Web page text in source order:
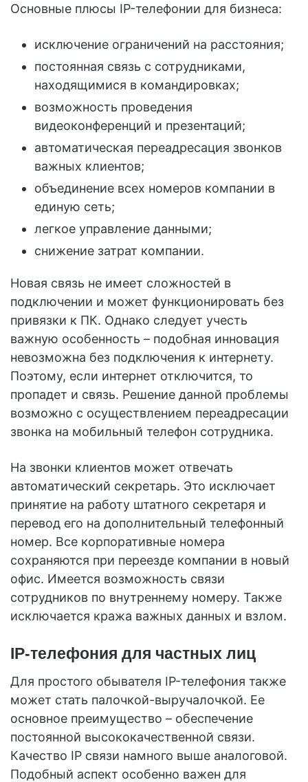
Основные плюсы IP-телефонии для бизнеса:
исключение ограничений на расстояния;
постоянная связь с сотрудниками,
находящимися в командировках;
возможность проведения
видеоконференций и презентаций;
автоматическая переадресация звонков
важных клиентов;
объединение всех номеров компании в
единую сеть;
легкое управление данными;
снижение затрат компании.
Новая связь не имеет сложностей в
подключении и может функционировать без
привязки к ПК. Однако следует учесть
важную особенность – подобная инновация
невозможна без подключения к интернету.
Поэтому, если интернет отключится, то
пропадет и связь. Решение данной проблемы
возможно с осуществлением переадресации
звонка на мобильный телефон сотрудника.
На звонки клиентов может отвечать
автоматический секретарь. Это исключает
принятие на работу штатного секретаря и
перевод его на дополнительный телефонный
номер. Все корпоративные номера
сохраняются при переезде компании в новый
офис. Имеется возможность связи
сотрудников по внутреннему номеру. Также
исключается кража важных данных и взлом.
IP-телефония для частных лиц
Для простого обывателя IP-телефония также
может стать палочкой-выручалочкой. Ее
основное преимущество – обеспечение
постоянной высококачественной связи.
Качество IP связи намного выше аналоговой.
Подобный аспект особенно важен для